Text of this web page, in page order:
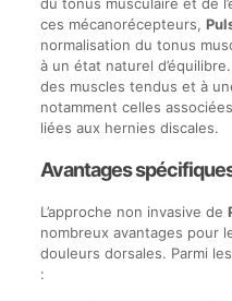
ces mécanorécepteurs,
normalisation du tonus
à un état naturel
des muscles tendus et à
notamment celles
liées aux hernies discales.
Avantages
L’approche non invasive de
nombreux avantages pour
douleurs dorsales. Parmi
: